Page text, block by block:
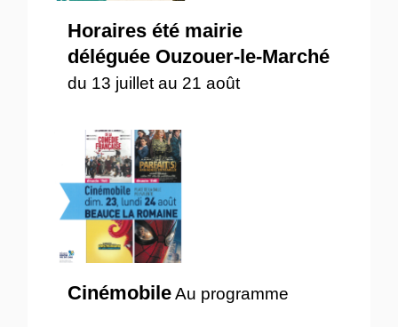
Horaires été mairie
déléguée Ouzouer-le-Marché
du 13 juillet au 21 août
CinémobileAu programme